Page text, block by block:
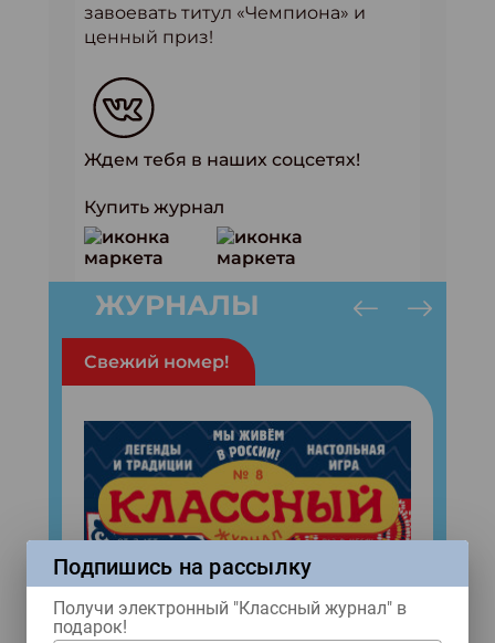
завоевать титул «Чемпиона» и
ценный приз!
Ждем тебя в наших соцсетях!
Купить журнал
ЖУРНАЛЫ
Свежий номер!
Подпишись на рассылку
Получи электронный "Классный журнал" в
подарок!